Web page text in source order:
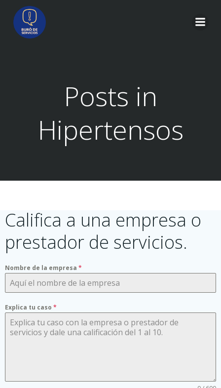
Posts in
Hipertensos
Califica a una empresa o
prestador de servicios.
Nombre de la empresa *
Explica tu caso *